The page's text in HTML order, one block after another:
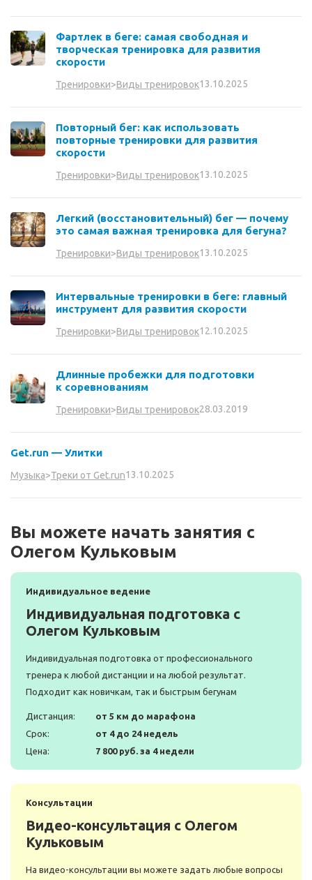
Фартлек в беге: самая свободная и
творческая тренировка для развития
скорости
Тренировки>Виды тренировок13.10.2025
Повторный бег: как использовать
повторные тренировки для развития
скорости
Тренировки>Виды тренировок13.10.2025
Легкий (восстановительный) бег — почему
это самая важная тренировка для бегуна?
Тренировки>Виды тренировок13.10.2025
Интервальные тренировки в беге: главный
инструмент для развития скорости
Тренировки>Виды тренировок12.10.2025
Длинные пробежки для подготовки
к соревнованиям
Тренировки>Виды тренировок28.03.2019
Get.run — Улитки
Музыка>Треки от Get.run13.10.2025
Вы можете начать занятия с
Олегом Кульковым
Индивидуальное ведение
Индивидуальная подготовка с
Олегом Кульковым
Индивидуальная подготовка от профессионального
тренера к любой дистанции и на любой результат.
Подходит как новичкам, так и быстрым бегунам
Дистанция:
от 5 км до марафона
Срок:
от 4 до 24 недель
Цена:
7 800 руб. за 4 недели
Консультации
Видео-консультация с Олегом
Кульковым
На видео-консультации вы можете задать любые вопросы